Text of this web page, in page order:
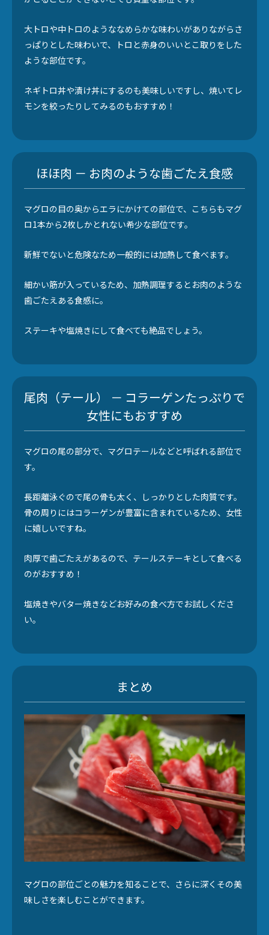
大トロや中トロのようななめらかな味わいがありながらさ
っぱりとした味わいで、トロと赤身のいいとこ取りをした
ような部位です。
ネギトロ丼や漬け丼にするのも美味しいですし、焼いてレ
モンを絞ったりしてみるのもおすすめ！
ほほ肉 － お肉のような歯ごたえ食感
マグロの目の奥からエラにかけての部位で、こちらもマグ
ロ1本から2枚しかとれない希少な部位です。
新鮮でないと危険なため一般的には加熱して食べます。
細かい筋が入っているため、加熱調理するとお肉のような
歯ごたえある食感に。
ステーキや塩焼きにして食べても絶品でしょう。
尾肉（テール） － コラーゲンたっぷりで
女性にもおすすめ
マグロの尾の部分で、マグロテールなどと呼ばれる部位で
す。
長距離泳ぐので尾の骨も太く、しっかりとした肉質です。
骨の周りにはコラーゲンが豊富に含まれているため、女性
に嬉しいですね。
肉厚で歯ごたえがあるので、テールステーキとして食べる
のがおすすめ！
塩焼きやバター焼きなどお好みの食べ方でお試しくださ
い。
まとめ
マグロの部位ごとの魅力を知ることで、さらに深くその美
味しさを楽しむことができます。